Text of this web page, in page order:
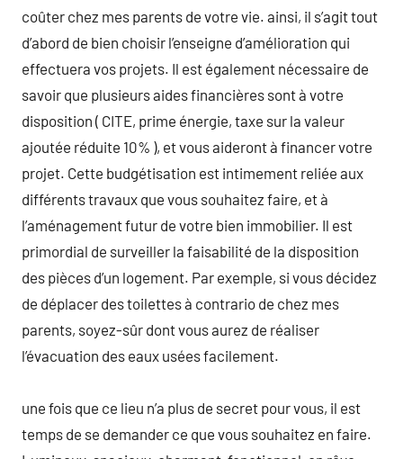
coûter chez mes parents de votre vie. ainsi, il s’agit tout
d’abord de bien choisir l’enseigne d’amélioration qui
effectuera vos projets. Il est également nécessaire de
savoir que plusieurs aides financières sont à votre
disposition ( CITE, prime énergie, taxe sur la valeur
ajoutée réduite 10% ), et vous aideront à financer votre
projet. Cette budgétisation est intimement reliée aux
différents travaux que vous souhaitez faire, et à
l’aménagement futur de votre bien immobilier. Il est
primordial de surveiller la faisabilité de la disposition
des pièces d’un logement. Par exemple, si vous décidez
de déplacer des toilettes à contrario de chez mes
parents, soyez-sûr dont vous aurez de réaliser
l’évacuation des eaux usées facilement.
une fois que ce lieu n’a plus de secret pour vous, il est
temps de se demander ce que vous souhaitez en faire.